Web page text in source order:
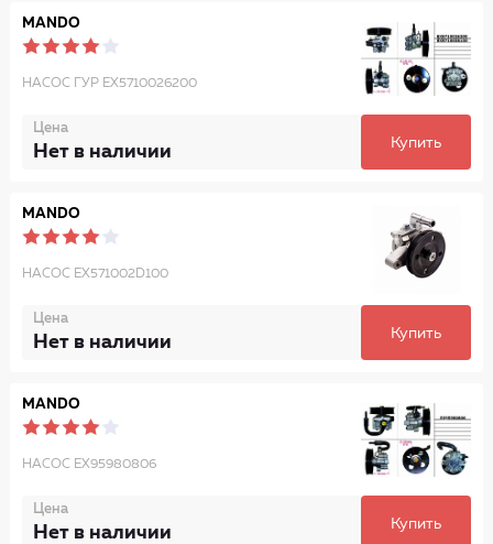
MANDO
НАСОС ГУР EX5710026200
Цена
Нет в наличии Купить
MANDO
НАСОС EX571002D100
Цена
Нет в наличии Купить
MANDO
НАСОС EX95980806
Цена
Нет в наличии Купить